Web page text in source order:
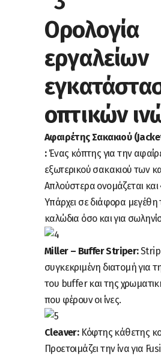
Ορολογία
εργαλείων
οπτικών
Αφαιρέτης Σακακιού
:Ένας κόπτης για την
εξωτερικού σακακιού των
Απλούστερα ονομάζεται
Υπάρχει σε διάφορα μεγέθη
καλώδια όσο και για
Miller – Buffer Striper:
συγκεκριμένη διατομή για
του buffer και της
που φέρουν οι ίνες.
Cleaver:Κόφτης κάθετης
Προετοιμάζει την ίνα για